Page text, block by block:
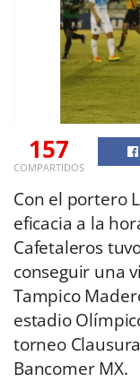
157
COMPARTIDOS
Con el portero
eficacia a la
Cafetaleros
conseguir una
Tampico
estadio
torneo
Bancomer MX.